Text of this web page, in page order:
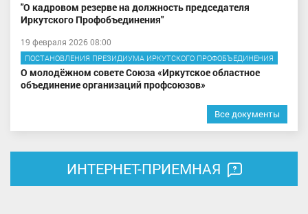
"О кадровом резерве на должность председателя
Иркутского Профобъединения"
19 февраля 2026 08:00
ПОСТАНОВЛЕНИЯ ПРЕЗИДИУМА ИРКУТСКОГО ПРОФОБЪЕДИНЕНИЯ
О молодёжном совете Союза «Иркутское областное
объединение организаций профсоюзов»
Все документы
ИНТЕРНЕТ-ПРИЕМНАЯ